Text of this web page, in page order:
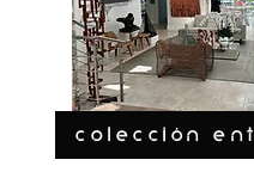
COLECCIÓN